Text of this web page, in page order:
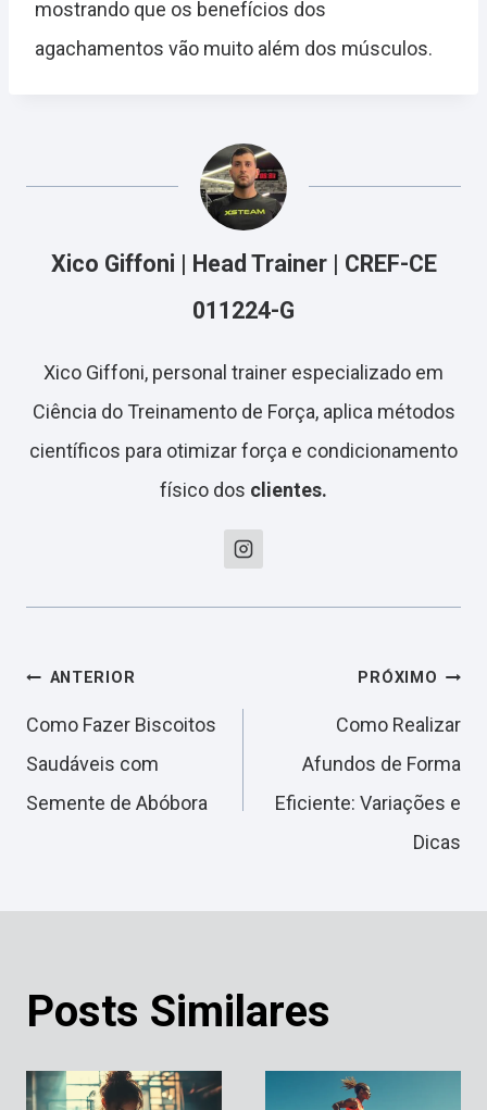
mostrando que os benefícios dos
agachamentos vão muito além dos músculos.
Xico Giffoni | Head Trainer | CREF-CE
011224-G
Xico Giffoni, personal trainer especializado em
Ciência do Treinamento de Força, aplica métodos
científicos para otimizar força e condicionamento
físico dos clientes.
Navegação
de
Post
ANTERIOR
Como Fazer Biscoitos
Saudáveis com
Semente de Abóbora
PRÓXIMO
Como Realizar
Afundos de Forma
Eficiente: Variações e
Dicas
Posts Similares